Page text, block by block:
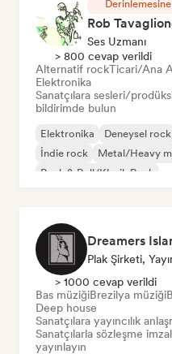
Rob
Ses Uzmanı
> 800 cevap verildi
Alternatif rockTicari/Ana
Elektronika
Sanatçılara sesleri/
bildirimde bulun
Elektronika Deneysel rock
İndie rock
Metal/Heavy
Rock & Roll/Klasik Rock
Dreamers
Plak Şirketi,
> 1000 cevap verildi
Bas müziğiBrezilya müziği
Deep house
Sanatçılara yayıncılık
Sanatçılarla sözleşme
yayınlayın